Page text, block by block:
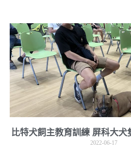
比特犬飼主教育訓練 屏科大犬
2022-06-17